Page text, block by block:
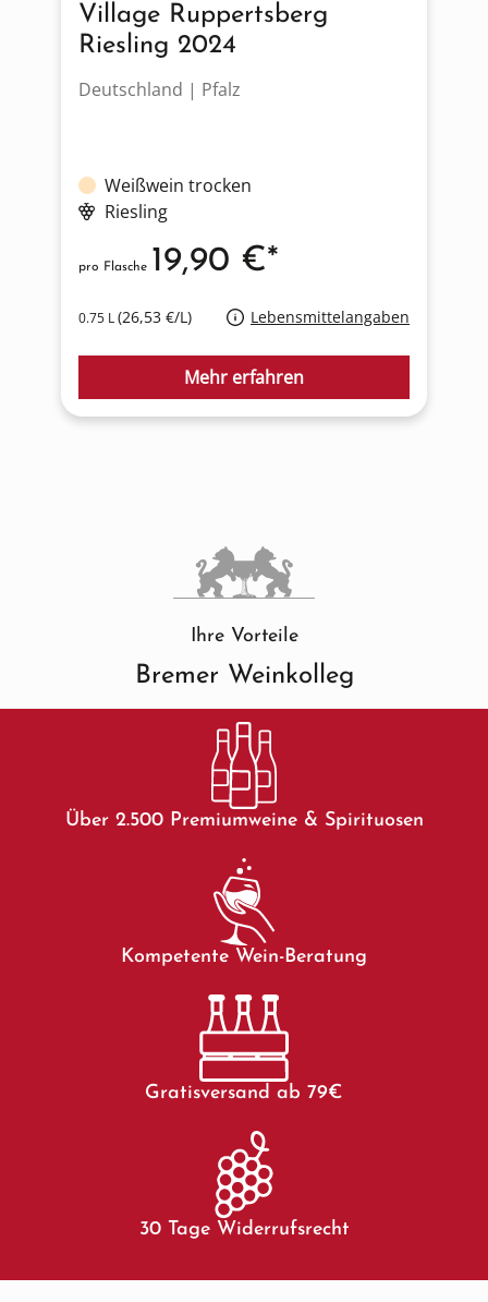
Village Ruppertsberg
Riesling 2024
Deutschland | Pfalz
Weißwein trocken
Riesling
0.75 L(26,53 €/L) Lebensmittelangaben
pro Flasche 19,90 €*
Mehr erfahren
Ihre Vorteile
Bremer Weinkolleg
Über 2.500 Premiumweine & Spirituosen
Kompetente Wein-Beratung
Gratisversand ab 79€
30 Tage Widerrufsrecht